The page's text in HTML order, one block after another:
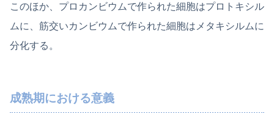
このほか、プロカンビウムで作られた細胞はプロトキシル
ムに、筋交いカンビウムで作られた細胞はメタキシルムに
分化する。
成熟期における意義